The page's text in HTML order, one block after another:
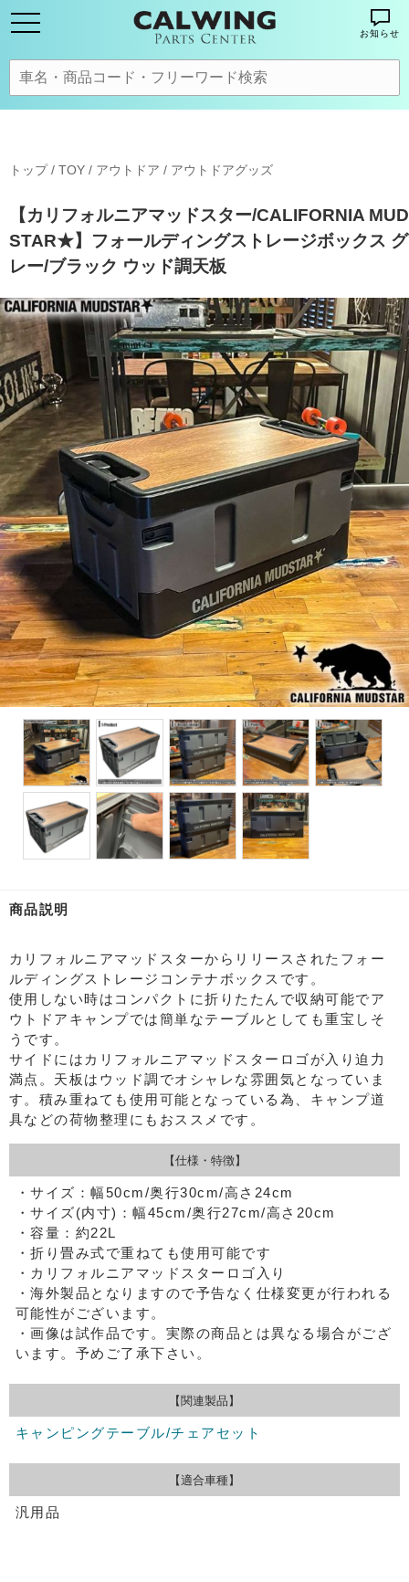
お知らせ
トップ/ TOY / アウトドア / アウトドアグッズ
【カリフォルニアマッドスター/CALIFORNIA MUD
STAR★】フォールディングストレージボックス グ
レー/ブラック ウッド調天板
商品説明
カリフォルニアマッドスターからリリースされたフォー
ルディングストレージコンテナボックスです。
使用しない時はコンパクトに折りたたんで収納可能でア
ウトドアキャンプでは簡単なテーブルとしても重宝しそ
うです。
サイドにはカリフォルニアマッドスターロゴが入り迫力
満点。天板はウッド調でオシャレな雰囲気となっていま
す。積み重ねても使用可能となっている為、キャンプ道
具などの荷物整理にもおススメです。
【仕様・特徴】
・サイズ：幅50cm/奥行30cm/高さ24cm
・サイズ(内寸)：幅45cm/奥行27cm/高さ20cm
・容量：約22L
・折り畳み式で重ねても使用可能です
・カリフォルニアマッドスターロゴ入り
・海外製品となりますので予告なく仕様変更が行われる
可能性がございます。
・画像は試作品です。実際の商品とは異なる場合がござ
います。予めご了承下さい。
【関連製品】
キャンピングテーブル/チェアセット
【適合車種】
汎用品